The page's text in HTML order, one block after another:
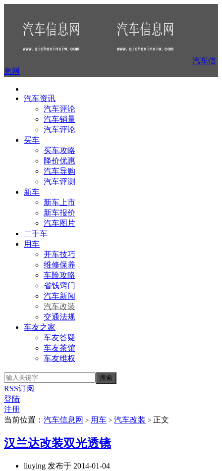
汽车信
息网
汽车资讯
汽车评论
汽车销量
汽车评论
买车
买车攻略
降价优惠
汽车导购
汽车评测
新车
新车上市
新车报价
汽车图片
二手车
用车
开车技巧
维修保养
车险攻略
省钱窍门
汽车新闻
汽车改装
交通法规
车友之家
车友答疑
车友茶馆
车友维权
RSS订阅
登陆
注册
当前位置： 汽车信息网 > 用车 > 汽车改装 > 正文
汉兰达改装双光透镜
liuying 发布于 2014-01-04